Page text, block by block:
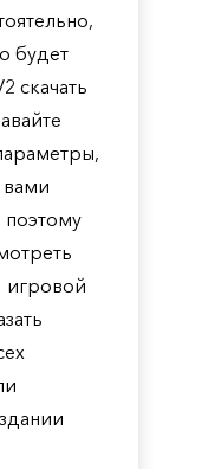
будет
скачать
вами
поэтому
игровой